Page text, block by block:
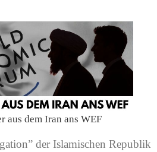
aus dem Iran ans WEF
der Islamischen Republik